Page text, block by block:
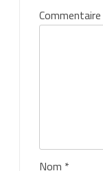
Commentaire
Nom *